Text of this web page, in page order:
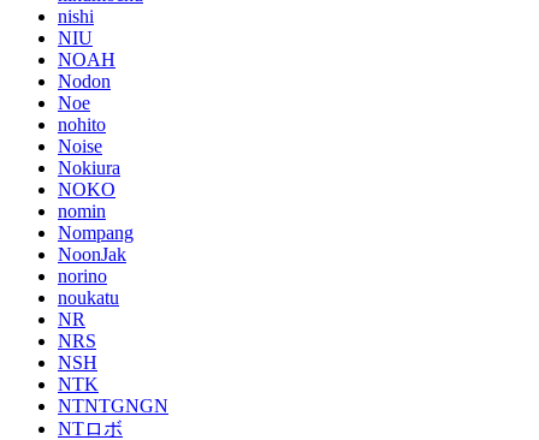
nishi
NIU
NOAH
Nodon
Noe
nohito
Noise
Nokiura
NOKO
nomin
Nompang
NoonJak
norino
noukatu
NR
NRS
NSH
NTK
NTNTGNGN
NTロボ